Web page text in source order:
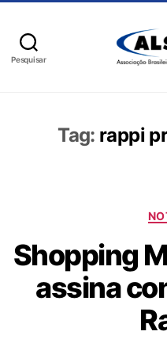
Pesquisar
Tag: rappi
Shopping
assina